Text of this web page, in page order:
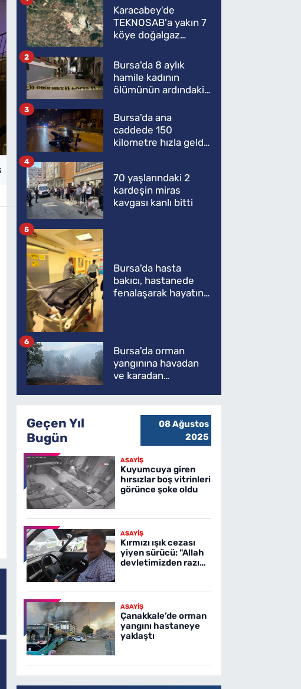
Karacabey'de
TEKNOSAB'a yakın 7
köye doğalgaz
Bursa'da 8 aylık
hamile kadının
ölümünün ardındaki
2
Bursa'da ana
caddede 150
kilometre hızla geldi,
3
70 yaşlarındaki 2
kardeşin miras
kavgası kanlı bitti
4
Bursa'da hasta
bakıcı, hastanede
fenalaşarak hayatını
5
Bursa'da orman
yangınına havadan
ve karadan
6
Geçen Yıl
Bugün
08 Ağustos
2025
ASAYİŞ
Kuyumcuya giren
hırsızlar boş vitrinleri
görünce şoke oldu
ASAYİŞ
Kırmızı ışık cezası
yiyen sürücü: "Allah
devletimizden razı
ASAYİŞ
Çanakkale’de orman
yangını hastaneye
yaklaştı